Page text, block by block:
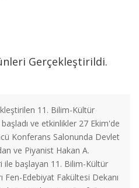
Gerçekleştirildi.
11. Bilim-Kültür
ve etkinlikler 27 Ekim'de
Konferans Salonunda Devlet
ve Piyanist Hakan A.
ile başlayan 11. Bilim-Kültür
Fen-Edebiyat Fakültesi Dekanı